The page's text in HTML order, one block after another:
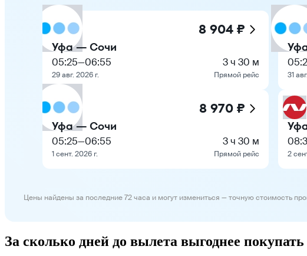
8 904 ₽
Уфа — Сочи
05:25—06:55
29 авг. 2026 г.
3 ч 30 м
Прямой рейс
8 970 ₽
Уфа — Сочи
05:25—06:55
1 сент. 2026 г.
3 ч 30 м
Прямой рейс
31
2
Цены найдены за последние 72 часа и могут измениться — точную стоимость
За сколько дней до вылета выгоднее